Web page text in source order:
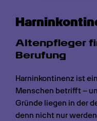
Altenpfleger
Berufung
Harninkontinenz ist
Menschen betrifft –
Gründe liegen in der
denn nicht nur